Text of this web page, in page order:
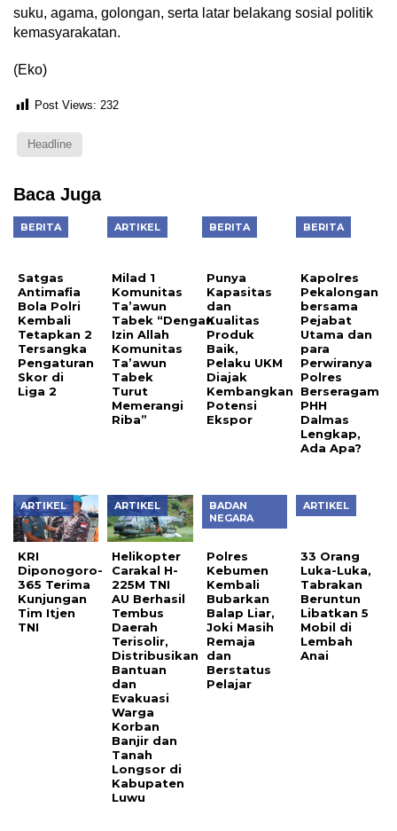
suku, agama, golongan, serta latar belakang sosial politik
kemasyarakatan.
(Eko)
Post Views: 232
Headline
Baca Juga
BERITA
Satgas
Kembali
Tetapkan 2
Tersangka
Pengaturan
Skor di
Liga 2
ARTIKEL
Milad 1
Komunitas
Ta’awun
Tabek “Dengan
Izin Allah
Komunitas
Ta’awun
Tabek
Turut
Memerangi
Riba”
BERITA
Punya
Kualitas
Produk
Baik,
Pelaku UKM
Diajak
Kembangkan
Potensi
Ekspor
BERITA
Kapolres
Pekalongan
bersama
Pejabat
Utama dan
para
Perwiranya
Polres
Berseragam
PHH
Dalmas
Lengkap,
Ada Apa?
ARTIKEL
KRI
Diponogoro-
365 Terima
Kunjungan
Tim Itjen
TNI
ARTIKEL
Helikopter
Carakal H-
225M TNI
AU Berhasil
Tembus
Daerah
Terisolir,
Distribusikan
Bantuan
dan
Evakuasi
Warga
Korban
Banjir dan
Tanah
Longsor di
Kabupaten
Luwu
BADAN
NEGARA
Polres
Kebumen
Kembali
Bubarkan
Balap Liar,
Joki Masih
Remaja
dan
Berstatus
Pelajar
ARTIKEL
33 Orang
Luka-Luka,
Tabrakan
Beruntun
Libatkan 5
Mobil di
Lembah
Anai